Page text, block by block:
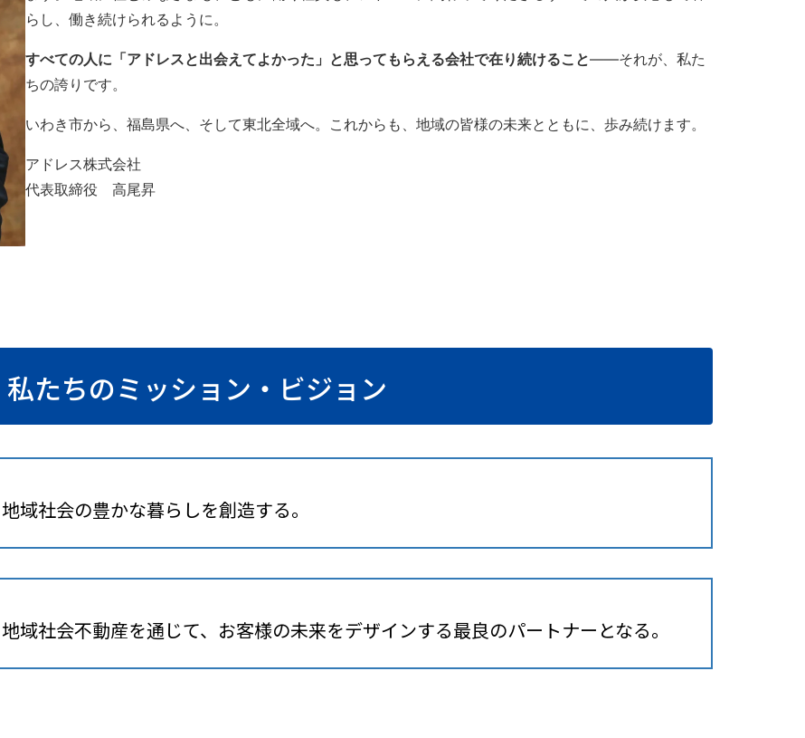
らし、働き続けられるように。
すべての人に「アドレスと出会えてよかった」と思ってもらえる会社で在り続けること——それが、私た
ちの誇りです。
いわき市から、福島県へ、そして東北全域へ。これからも、地域の皆様の未来とともに、歩み続けます。
アドレス株式会社
代表取締役 高尾昇
私たちのミッション・ビジョン
域社会の豊かな暮らしを創造する。
域社会不動産を通じて、お客様の未来をデザインする最良のパートナーとなる。